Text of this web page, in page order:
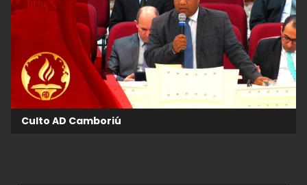
Culto AD Camboriú